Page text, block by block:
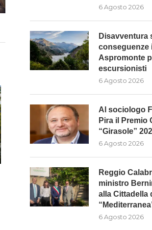
AL SOCIOLOGO FRANCESCO PIRA
IL PREMIO CULTURALE
“GIRASOLE”...
6 Agosto 2026
6 Agosto 2026
Disavventura
conseguenze
Aspromonte
escursionisti
6 Agosto 2026
Al sociologo
Pira il Premio
“Girasole”
6 Agosto 2026
Reggio
ministro
alla Cittadella
6 Agosto 2026